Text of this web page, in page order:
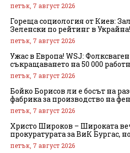
петък, 7 август 2026
Гореща социология от Киев:
Зеленски по рейтинг в Украйна!
петък, 7 август 2026
Ужас в Европа! WSJ:
съкращаването на 50 000
петък, 7 август 2026
Бойко Борисов ли е босът на
фабрика за производство на
петък, 7 август 2026
Христо Широков – Широката
прокуратурата за ВиК Бургас,
петък, 7 август 2026